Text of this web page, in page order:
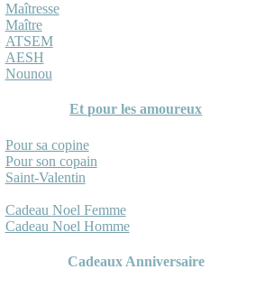
Maîtresse
Maître
ATSEM
AESH
Nounou
Et pour les amoureux
Pour sa copine
Pour son copain
Saint-Valentin
Cadeau Noel Femme
Cadeau Noel Homme
Cadeaux Anniversaire